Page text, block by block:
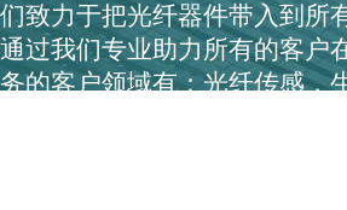
们致力于把光纤器件带入到所
通过我们专业助力所有的客户
务的客户领域有：光纤传感，